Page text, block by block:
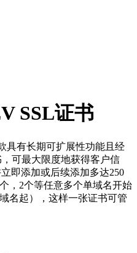
SSL证书
具有长期可扩展性功能且经
可最大限度地获得客户信
即添加或后续添加多达250
，2个等任意多个单域名开始
名起），这样一张证书可管